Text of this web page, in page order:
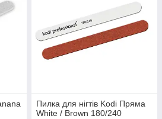
Пилка для нігтів Kodi Пряма
White / Brown 180/240